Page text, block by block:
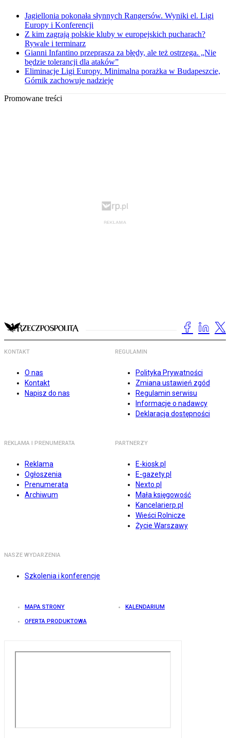
Jagiellonia pokonała słynnych Rangersów. Wyniki el. Ligi
Europy i Konferencji
Z kim zagrają polskie kluby w europejskich pucharach?
Rywale i terminarz
Gianni Infantino przeprasza za błędy, ale też ostrzega. „Nie
będzie tolerancji dla ataków”
Eliminacje Ligi Europy. Minimalna porażka w Budapeszcie,
Górnik zachowuje nadzieję
Promowane treści
KONTAKT
O nas
Kontakt
Napisz do nas
REGULAMIN
Polityka Prywatności
Zmiana ustawień zgód
Regulamin serwisu
Informacje o nadawcy
Deklaracja dostępności
REKLAMA I PRENUMERATA
Reklama
Ogłoszenia
Prenumerata
Archiwum
PARTNERZY
E-kiosk.pl
E-gazety.pl
Nexto.pl
Mała księgowość
Kancelarierp.pl
Wieści Rolnicze
Życie Warszawy
NASZE WYDARZENIA
Szkolenia i konferencje
MAPA STRONY KALENDARIUM
OFERTA PRODUKTOWA